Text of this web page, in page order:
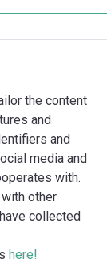
the content
and
and
media and
with.
other
collected
here!